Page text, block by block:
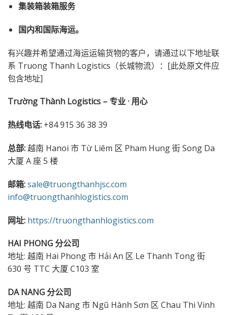
集装箱装箱服务
国内和国际海运。
有兴趣并希望通过海运运输货物的客户，请通过以下地址联
系 Truong Thanh Logistics（长城物流）：[此处原文件应
包含地址]
Trường Thành Logistics – 专业 · 用心
热线电话: +84 915 36 38 39
总部:越南 Hanoi 市 Từ Liêm 区 Pham Hung 街 Song Da
大厦 A 座 5 楼
邮箱:sale@truongthanhjsc.com
info@truongthanhlogistics.com
网址: https://truongthanhlogistics.com
HAI PHONG 分公司
地址: 越南 Hai Phong 市 Hải An 区 Le Thanh Tong 街
630 号 TTC 大厦 C103 室
DA NANG 分公司
地址: 越南 Da Nang 市 Ngũ Hành Sơn 区 Chau Thi Vinh